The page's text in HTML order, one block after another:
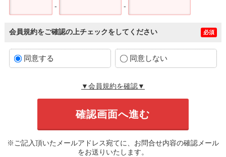
- -
会員規約をご確認の上チェックをしてください 必須
同意する 同意しない
▼会員規約を確認▼
※ご記入頂いたメールアドレス宛てに、お問合せ内容の確認メール
をお送りいたします。